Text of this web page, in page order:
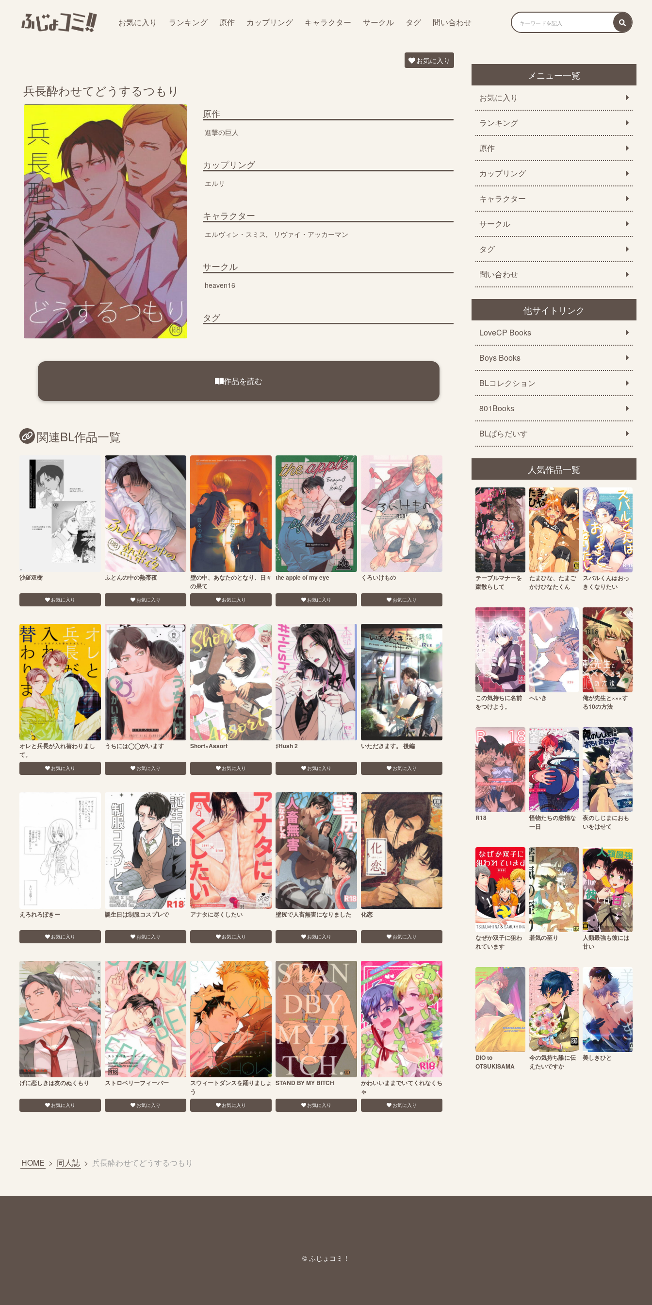
お気に入り ランキング 原作 カップリング キャラクター サークル タグ 問い合わせ
お気に入り
兵長酔わせてどうするつもり
原作
進撃の巨人
カップリング
エルリ
キャラクター
エルヴィン・スミス リヴァイ・アッカーマン
サークル
heaven16
タグ
作品を読む
関連BL作品一覧
沙羅双樹
お気に入り
ふとんの中の熱帯夜
お気に入り
壁の中、あなたのとなり、日々
の果て
お気に入り
the apple of my eye
お気に入り
くろいけもの
お気に入り
オレと兵長が入れ替わりまし
て。
お気に入り
うちには◯◯がいます
お気に入り
Short×Assort
お気に入り
♯Hush 2
お気に入り
いただきます。 後編
お気に入り
えろれろぽきー
お気に入り
誕生日は制服コスプレで
お気に入り
アナタに尽くしたい
お気に入り
壁尻で人畜無害になりました
お気に入り
化恋
お気に入り
げに恋しきは友のぬくもり
お気に入り
ストロベリーフィーバー
お気に入り
スウィートダンスを踊りましょ
う
お気に入り
STAND BY MY BITCH
お気に入り
かわいいままでいてくれなくち
ゃ
お気に入り
HOME > 同人誌 > 兵長酔わせてどうするつもり
メニュー一覧
お気に入り
ランキング
原作
カップリング
キャラクター
サークル
タグ
問い合わせ
他サイトリンク
LoveCP Books
Boys Books
BLコレクション
801Books
BLぱらだいす
人気作品一覧
テーブルマナーを
蹴散らして
たまひな、たまご
かけひなたくん
スバルくんはおっ
きくなりたい
この気持ちに名前
をつけよう。
へいき
俺が先生と×××す
る10の方法
R18
怪物たちの怠惰な
一日
夜のしじまにおも
いをはせて
なぜか双子に狙わ
れています
若気の至り
人類最強も彼には
甘い
DIO to
OTSUKISAMA
今の気持ち誰に伝
えたいですか
美しきひと
© ふじょコミ！